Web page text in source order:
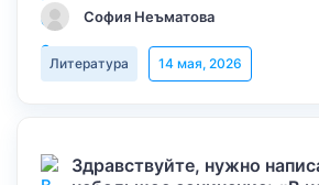
София Неъматова
Литература 14 мая, 2026
Здравствуйте, нужно